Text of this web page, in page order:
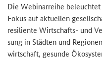
Die We­bi­nar­rei­he
Fokus auf ak­tu­el­len
re­si­li­en­te Wirtschafts-​ und
sung in Städ­ten und
wirt­schaft, ge­sun­de